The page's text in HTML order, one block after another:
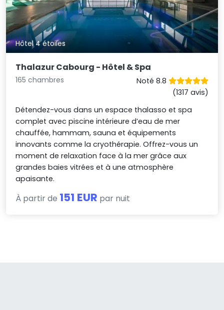
Hôtel 4 étoiles
Thalazur Cabourg - Hôtel & Spa
165 chambres
Noté 8.8
(1317 avis)
Détendez-vous dans un espace thalasso et spa
complet avec piscine intérieure d’eau de mer
chauffée, hammam, sauna et équipements
innovants comme la cryothérapie. Offrez-vous un
moment de relaxation face à la mer grâce aux
grandes baies vitrées et à une atmosphère
apaisante.
À partir de 151 EUR par nuit